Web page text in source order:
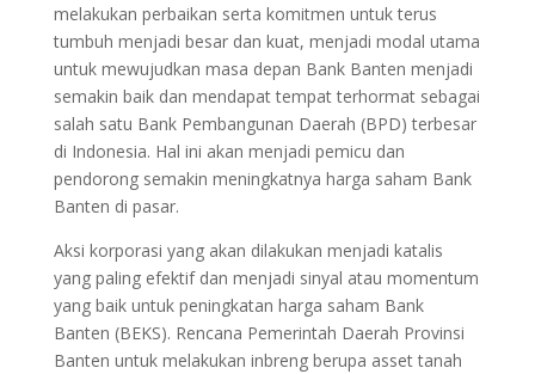
melakukan perbaikan serta komitmen untuk terus
tumbuh menjadi besar dan kuat, menjadi modal utama
untuk mewujudkan masa depan Bank Banten menjadi
semakin baik dan mendapat tempat terhormat sebagai
salah satu Bank Pembangunan Daerah (BPD) terbesar
di Indonesia. Hal ini akan menjadi pemicu dan
pendorong semakin meningkatnya harga saham Bank
Banten di pasar.
Aksi korporasi yang akan dilakukan menjadi katalis
yang paling efektif dan menjadi sinyal atau momentum
yang baik untuk peningkatan harga saham Bank
Banten (BEKS). Rencana Pemerintah Daerah Provinsi
Banten untuk melakukan inbreng berupa asset tanah